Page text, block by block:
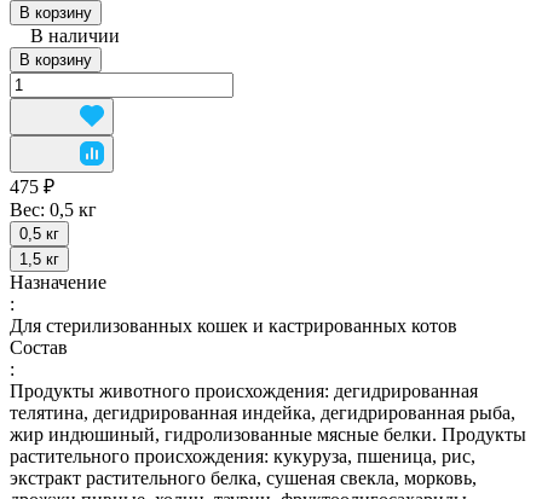
В корзину
В наличии
В корзину
475 ₽
Вес: 0,5 кг
0,5 кг
1,5 кг
Назначение
:
Для стерилизованных кошек и кастрированных котов
Состав
:
Продукты животного происхождения: дегидрированная
телятина, дегидрированная индейка, дегидрированная рыба,
жир индюшиный, гидролизованные мясные белки. Продукты
растительного происхождения: кукуруза, пшеница, рис,
экстракт растительного белка, сушеная свекла, морковь,